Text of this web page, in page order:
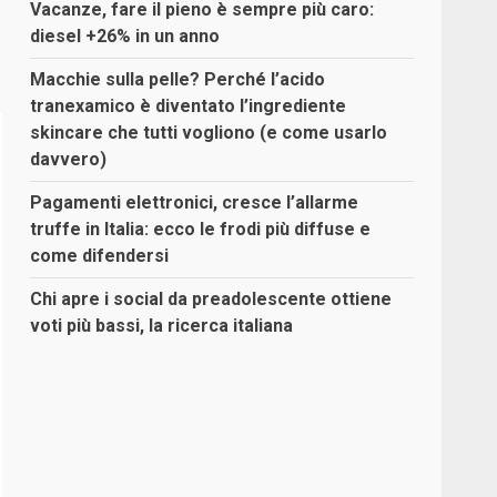
Vacanze, fare il pieno è sempre più caro:
diesel +26% in un anno
Macchie sulla pelle? Perché l’acido
tranexamico è diventato l’ingrediente
skincare che tutti vogliono (e come usarlo
davvero)
Pagamenti elettronici, cresce l’allarme
truffe in Italia: ecco le frodi più diffuse e
come difendersi
Chi apre i social da preadolescente ottiene
voti più bassi, la ricerca italiana